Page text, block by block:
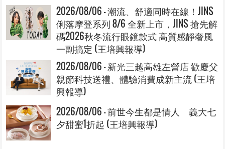
2026/08/06 - 潮流、舒適同時在線！JINS
俐落摩登系列 8/6 全新上市，JINS 搶先解
碼2026秋冬流行眼鏡款式 高質感靜奢風
一副搞定 (王培興報導)
2026/08/06 - 新光三越高雄左營店 歡慶父
親節科技送禮、體驗消費成新主流 (王培
興報導)
2026/08/06 - 前世今生都是情人 義大七
夕甜蜜1折起 (王培興報導)